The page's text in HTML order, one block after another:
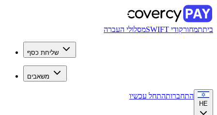
ביתתמחורקודי SWIFT מסלולי העברה
שליחת כסף
משאבים
HE
התחברותהתחל עכשיו